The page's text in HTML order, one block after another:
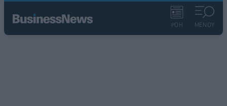
ΡΟΗ ΜΕΝΟΥ